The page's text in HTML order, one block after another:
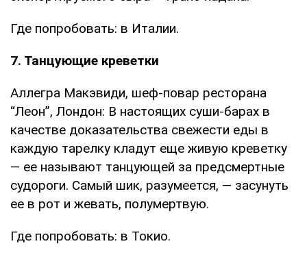
Где попробовать: в Италии.
7. Танцующие креветки
Аллегра Макэвиди, шеф-повар ресторана
“Леон”, Лондон: В настоящих суши-барах в
качестве доказательства свежести еды в
каждую тарелку кладут еще живую креветку
— ее называют танцующей за предсмертные
судороги. Самый шик, разумеется, — засунуть
ее в рот и жевать, полумертвую.
Где попробовать: в Токио.